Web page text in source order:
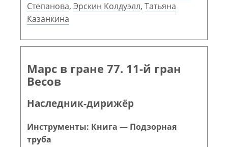
Степанова, Эрскин Колдуэлл, Татьяна
Казанкина
Марс в гране 77. 11-й гран
Весов
Наследник-дирижёр
Инструменты: Книга — Подзорная
труба